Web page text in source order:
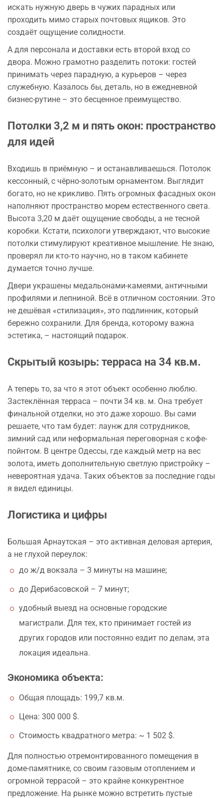
искать нужную дверь в чужих парадных или
проходить мимо старых почтовых ящиков. Это
создаёт ощущение солидности.
А для персонала и доставки есть второй вход со
двора. Можно грамотно разделить потоки: гостей
принимать через парадную, а курьеров – через
служебную. Казалось бы, деталь, но в ежедневной
бизнес-рутине – это бесценное преимущество.
Потолки 3,2 м и пять окон: пространство
для идей
Входишь в приёмную – и останавливаешься. Потолок
кессонный, с чёрно-золотым орнаментом. Выглядит
богато, но не крикливо. Пять огромных фасадных окон
наполняют пространство морем естественного света.
Высота 3,20 м даёт ощущение свободы, а не тесной
коробки. Кстати, психологи утверждают, что высокие
потолки стимулируют креативное мышление. Не знаю,
проверял ли кто-то научно, но в таком кабинете
думается точно лучше.
Двери украшены медальонами-камеями, античными
профилями и лепниной. Всё в отличном состоянии. Это
не дешёвая «стилизация», это подлинник, который
бережно сохранили. Для бренда, которому важна
эстетика, – настоящий подарок.
Скрытый козырь: терраса на 34 кв.м.
А теперь то, за что я этот объект особенно люблю.
Застеклённая терраса – почти 34 кв. м. Она требует
финальной отделки, но это даже хорошо. Вы сами
решаете, что там будет: лаунж для сотрудников,
зимний сад или неформальная переговорная с кофе-
пойнтом. В центре Одессы, где каждый метр на вес
золота, иметь дополнительную светлую пристройку –
невероятная удача. Таких объектов за последние годы
я видел единицы.
Логистика и цифры
Большая Арнаутская – это активная деловая артерия,
а не глухой переулок:
до ж/д вокзала – 3 минуты на машине;
до Дерибасовской – 7 минут;
удобный выезд на основные городские
магистрали. Для тех, кто принимает гостей из
других городов или постоянно ездит по делам, эта
локация идеальна.
Экономика объекта:
Общая площадь: 199,7 кв.м.
Цена: 300 000 $.
Стоимость квадратного метра: ~ 1 502 $.
Для полностью отремонтированного помещения в
доме-памятнике, со своим газовым отоплением и
огромной террасой – это крайне конкурентное
предложение. На рынке можно встретить пустые